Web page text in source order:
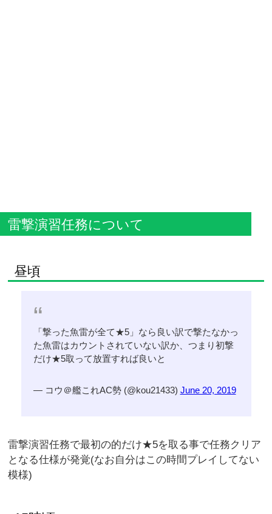
雷撃演習任務について
昼頃
「撃った魚雷が全て★5」なら良い訳で撃たなかっ
た魚雷はカウントされていない訳か、つまり初撃
だけ★5取って放置すれば良いと
— コウ＠艦これAC勢 (@kou21433) June 20, 2019
雷撃演習任務で最初の的だけ★5を取る事で任務クリア
となる仕様が発覚(なお自分はこの時間プレイしてない
模様)